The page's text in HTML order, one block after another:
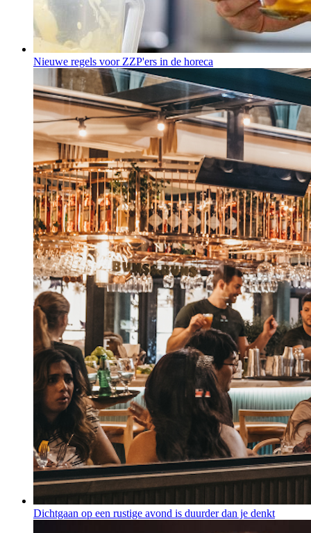
Nieuwe regels voor ZZP'ers in de horeca
Dichtgaan op een rustige avond is duurder dan je denkt